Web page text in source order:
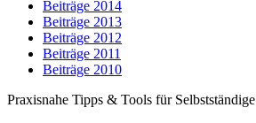
Beiträge 2014
Beiträge 2013
Beiträge 2012
Beiträge 2011
Beiträge 2010
Praxisnahe Tipps & Tools für Selbstständige